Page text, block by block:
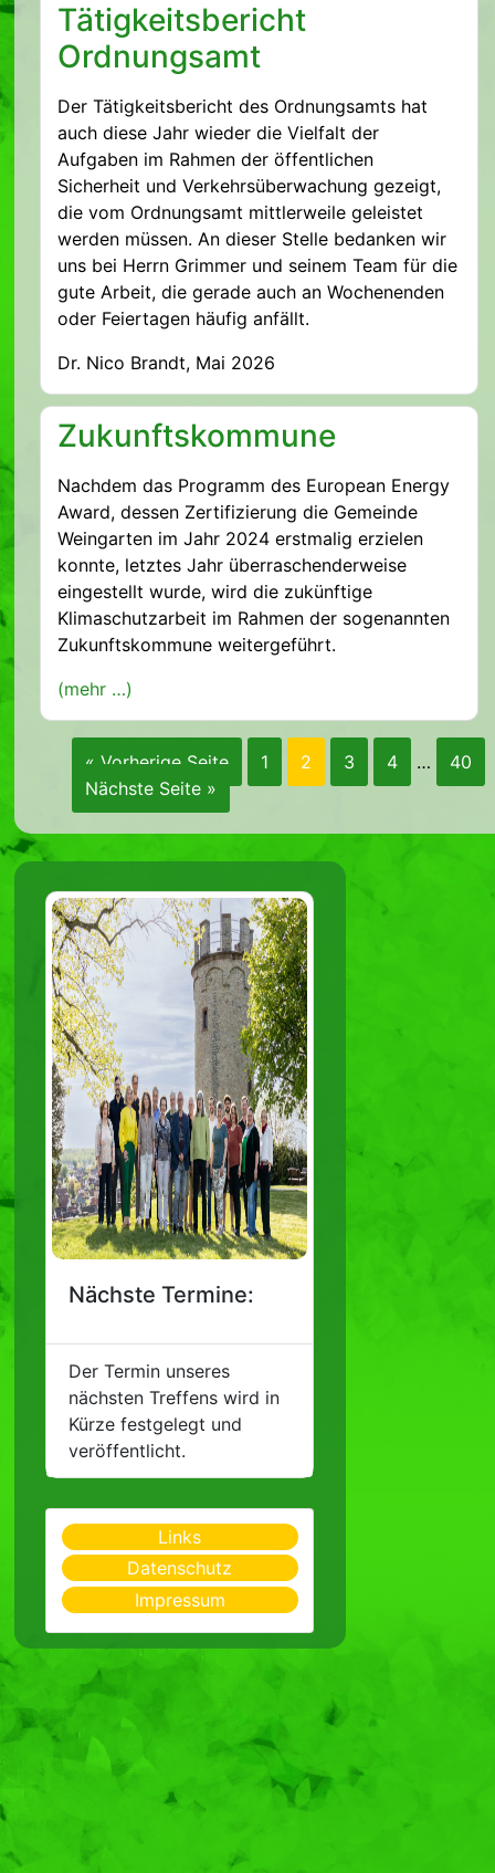
Tätigkeitsbericht
Ordnungsamt
Der Tätigkeitsbericht des Ordnungsamts hat
auch diese Jahr wieder die Vielfalt der
Aufgaben im Rahmen der öffentlichen
Sicherheit und Verkehrsüberwachung gezeigt,
die vom Ordnungsamt mittlerweile geleistet
werden müssen. An dieser Stelle bedanken wir
uns bei Herrn Grimmer und seinem Team für die
gute Arbeit, die gerade auch an Wochenenden
oder Feiertagen häufig anfällt.
Dr. Nico Brandt, Mai 2026
Zukunftskommune
Nachdem das Programm des European Energy
Award, dessen Zertifizierung die Gemeinde
Weingarten im Jahr 2024 erstmalig erzielen
konnte, letztes Jahr überraschenderweise
eingestellt wurde, wird die zukünftige
Klimaschutzarbeit im Rahmen der sogenannten
Zukunftskommune weitergeführt.
(mehr …)
« Vorherige Seite 1 2 3 4 …
40
Nächste Seite »
Nächste Termine:
Der Termin unseres
nächsten Treffens wird in
Kürze festgelegt und
veröffentlicht.
Links
Datenschutz
Impressum